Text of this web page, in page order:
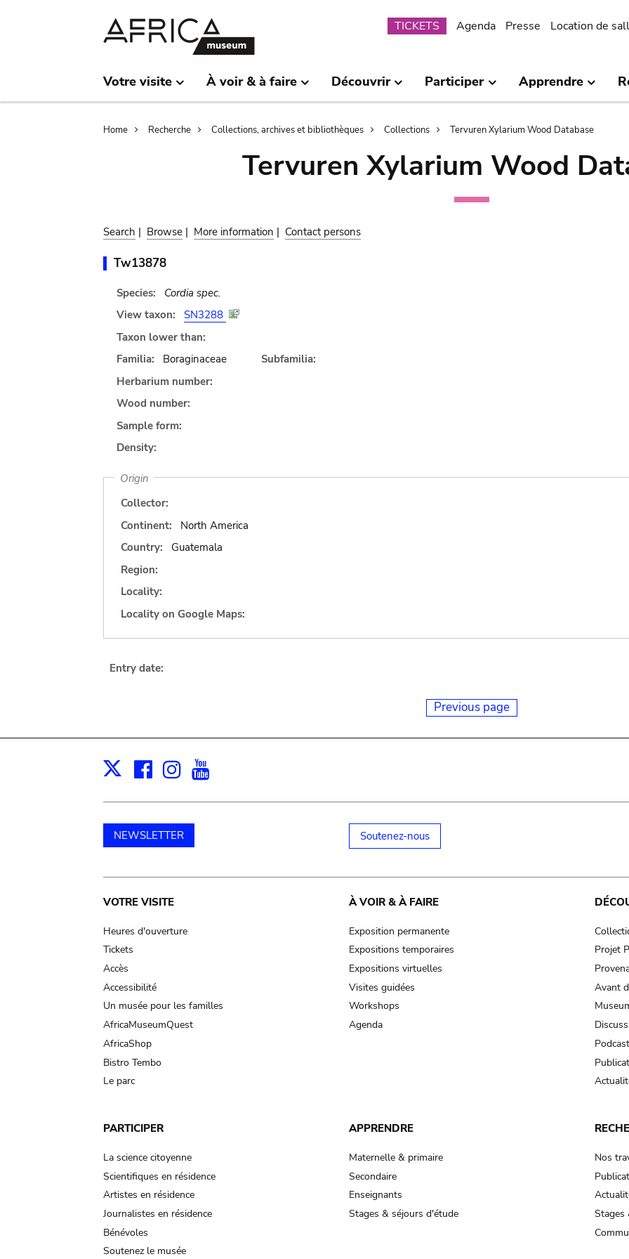
Submenu
TICKETS Agenda Presse Location de
Votre visite À voir & à faire Découvrir Participer Apprendre
Breadcrumb
Home Recherche Collections, archives et bibliothèques Collections Tervuren Xylarium Wood Database
Tervuren Xylarium Wood
Search | Browse | More information | Contact persons
Tw13878
Species:
Cordia spec.
View taxon:
SN3288
Taxon lower than:
Familia:
Boraginaceae
Subfamilia:
Herbarium number:
Wood number:
Sample form:
Density:
Origin
Collector:
Continent:
North America
Country:
Guatemala
Region:
Locality:
Locality on Google Maps:
Entry date:
Previous page
X Facebook
Instagram
NEWSLETTER Soutenez-nous
Main
navigation
VOTRE VISITE
Heures d'ouverture
Tickets
Accès
Accessibilité
Un musée pour les familles
AfricaMuseumQuest
AfricaShop
Bistro Tembo
Le parc
À VOIR & À FAIRE
Exposition permanente
Expositions temporaires
Expositions virtuelles
Visites guidées
Workshops
Agenda
Projet
Avant
PARTICIPER
La science citoyenne
Scientifiques en résidence
Artistes en résidence
Journalistes en résidence
Bénévoles
Soutenez le musée
APPRENDRE
Maternelle & primaire
Secondaire
Enseignants
Stages & séjours d'étude
Nos
Stages